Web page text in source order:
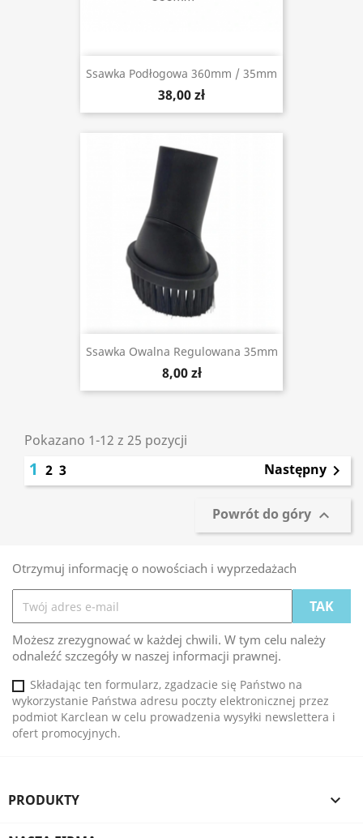
Ssawka Podłogowa 360mm / 35mm
38,00 zł
Ssawka Owalna Regulowana 35mm
8,00 zł
Pokazano 1-12 z 25 pozycji
1 2 3 Następny 
Powrót do góry 
Otrzymuj informację o nowościach i wyprzedażach
Możesz zrezygnować w każdej chwili. W tym celu należy
odnaleźć szczegóły w naszej informacji prawnej.
Składając ten formularz, zgadzacie się Państwo na
wykorzystanie Państwa adresu poczty elektronicznej przez
podmiot Karclean w celu prowadzenia wysyłki newslettera i
ofert promocyjnych.
PRODUKTY 